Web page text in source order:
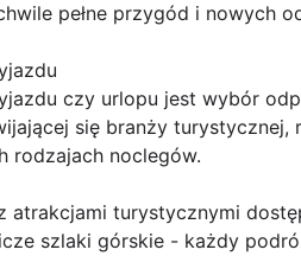
pełne przygód i nowych
czy urlopu jest wybór
się branży
rodzajach noclegów.
turystycznymi
szlaki górskie - każdy